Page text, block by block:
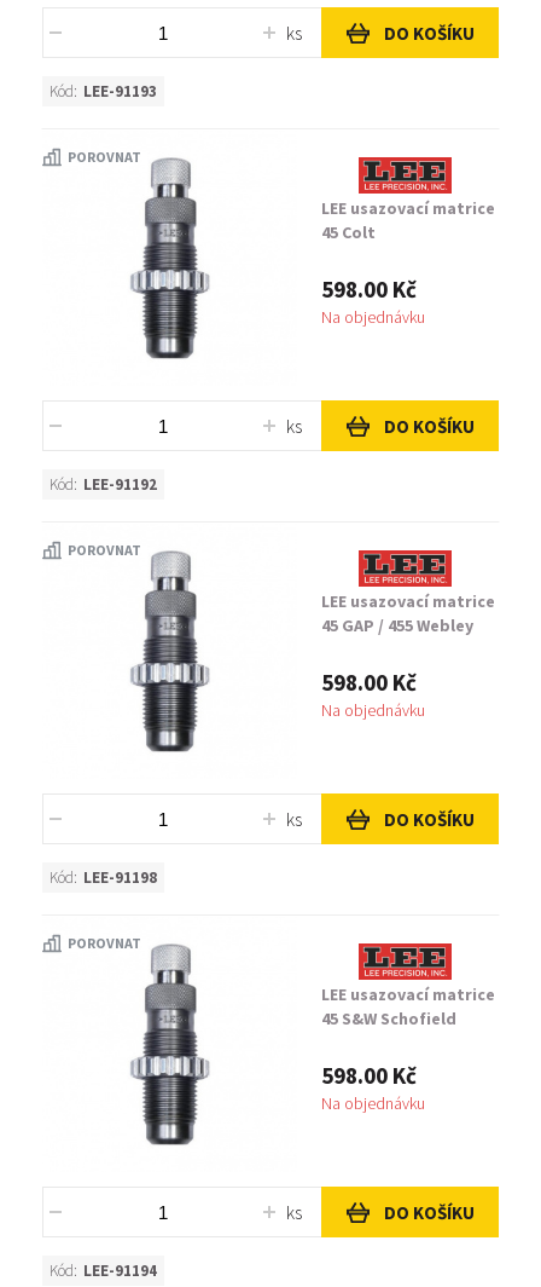
ks DO KOŠÍKU
Kód: LEE-91193
POROVNAT
LEE usazovací matrice
45 Colt
598.00 Kč
Na objednávku
ks DO KOŠÍKU
Kód: LEE-91192
POROVNAT
LEE usazovací matrice
45 GAP / 455 Webley
598.00 Kč
Na objednávku
ks DO KOŠÍKU
Kód: LEE-91198
POROVNAT
LEE usazovací matrice
45 S&W Schofield
598.00 Kč
Na objednávku
ks DO KOŠÍKU
Kód: LEE-91194